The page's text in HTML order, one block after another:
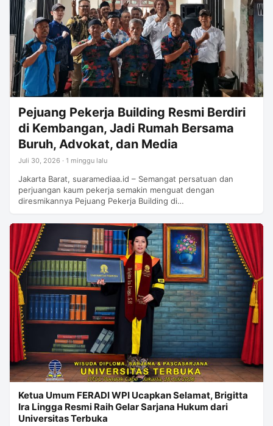
Pejuang Pekerja Building Resmi Berdiri
di Kembangan, Jadi Rumah Bersama
Buruh, Advokat, dan Media
Juli 30, 2026 · 1 minggu lalu
Jakarta Barat, suaramediaa.id – Semangat persatuan dan
perjuangan kaum pekerja semakin menguat dengan
diresmikannya Pejuang Pekerja Building di…
Ketua Umum FERADI WPI Ucapkan Selamat, Brigitta
Ira Lingga Resmi Raih Gelar Sarjana Hukum dari
Universitas Terbuka